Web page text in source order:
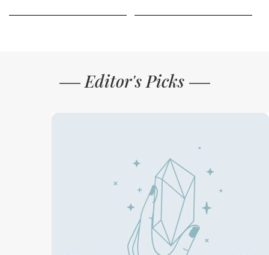
Editor's Picks